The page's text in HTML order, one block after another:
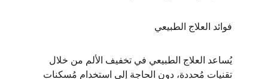
فوائد العلاج الطبيعي
يُساعد العلاج الطبيعي في تخفيف الألم من خلال
تقنيات مُحددة، دون الحاجة إلى استخدام مُسكنات